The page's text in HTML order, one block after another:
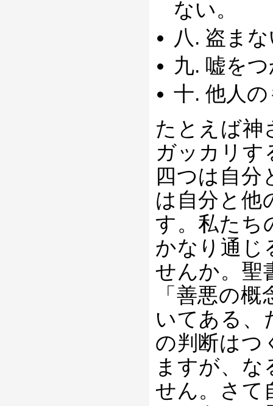
ない。
八. 盗ま
九. 嘘を
十. 他人
たとえば神
ガッカリす
四つは自分
は自分と他
す。私たち
かなり通じ
せんか。聖
「善悪の
いてある、
の判断はつ
ますが、
せん。さて